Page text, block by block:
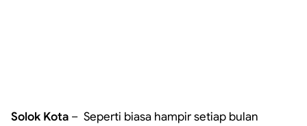
Solok Kota – Seperti biasa hampir setiap bulan